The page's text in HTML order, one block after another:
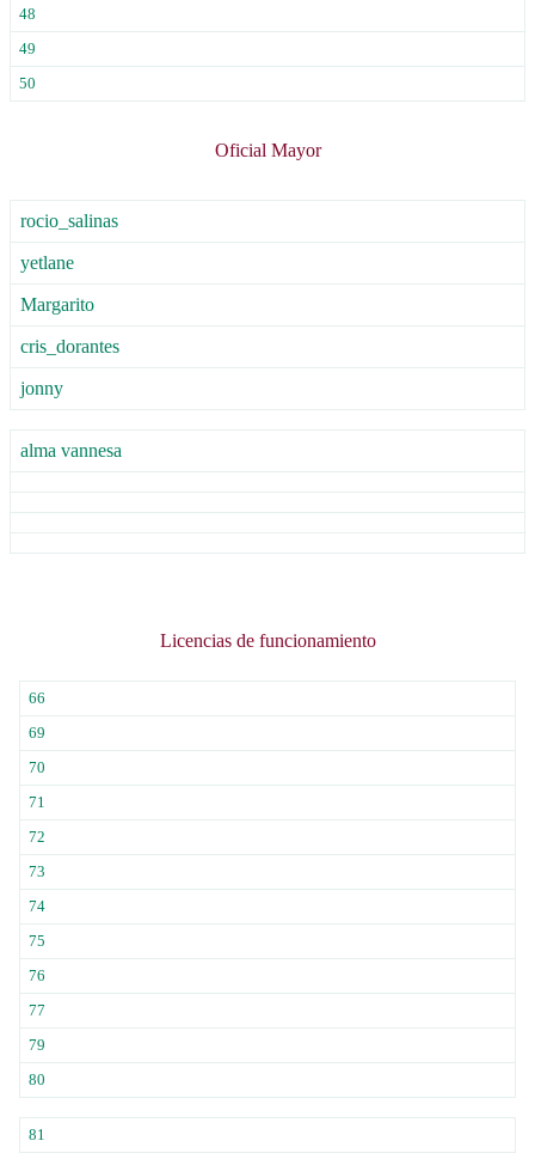
48
49
50
Oficial Mayor
rocio_salinas
yetlane
Margarito
cris_dorantes
jonny
alma vannesa
Licencias de funcionamiento
66
69
70
71
72
73
74
75
76
77
79
80
81